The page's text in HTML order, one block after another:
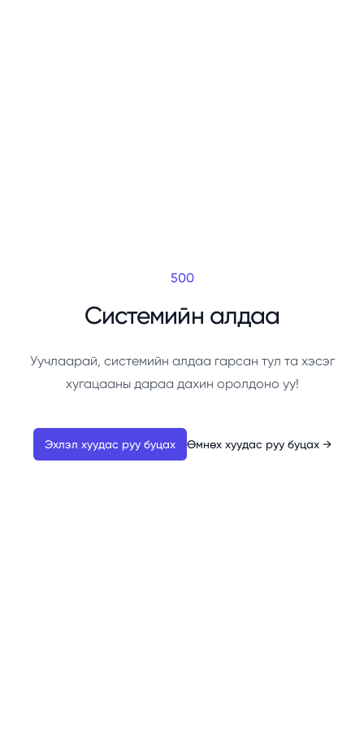
500
Системийн алдаа
Уучлаарай, системийн алдаа гарсан тул та хэсэг
хугацааны дараа дахин оролдоно уу!
Эхлэл хуудас руу буцах Өмнөх хуудас руу буцах →